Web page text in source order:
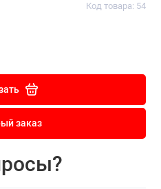
Код товара: 54
заказ